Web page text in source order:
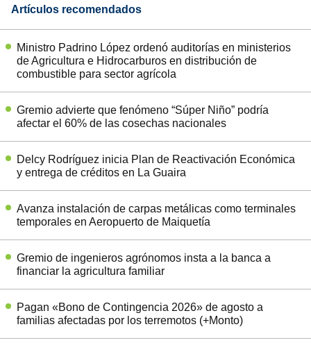
Artículos recomendados
Ministro Padrino López ordenó auditorías en ministerios
de Agricultura e Hidrocarburos en distribución de
combustible para sector agrícola
Gremio advierte que fenómeno “Súper Niño” podría
afectar el 60% de las cosechas nacionales
Delcy Rodríguez inicia Plan de Reactivación Económica
y entrega de créditos en La Guaira
Avanza instalación de carpas metálicas como terminales
temporales en Aeropuerto de Maiquetía
Gremio de ingenieros agrónomos insta a la banca a
financiar la agricultura familiar
Pagan «Bono de Contingencia 2026» de agosto a
familias afectadas por los terremotos (+Monto)